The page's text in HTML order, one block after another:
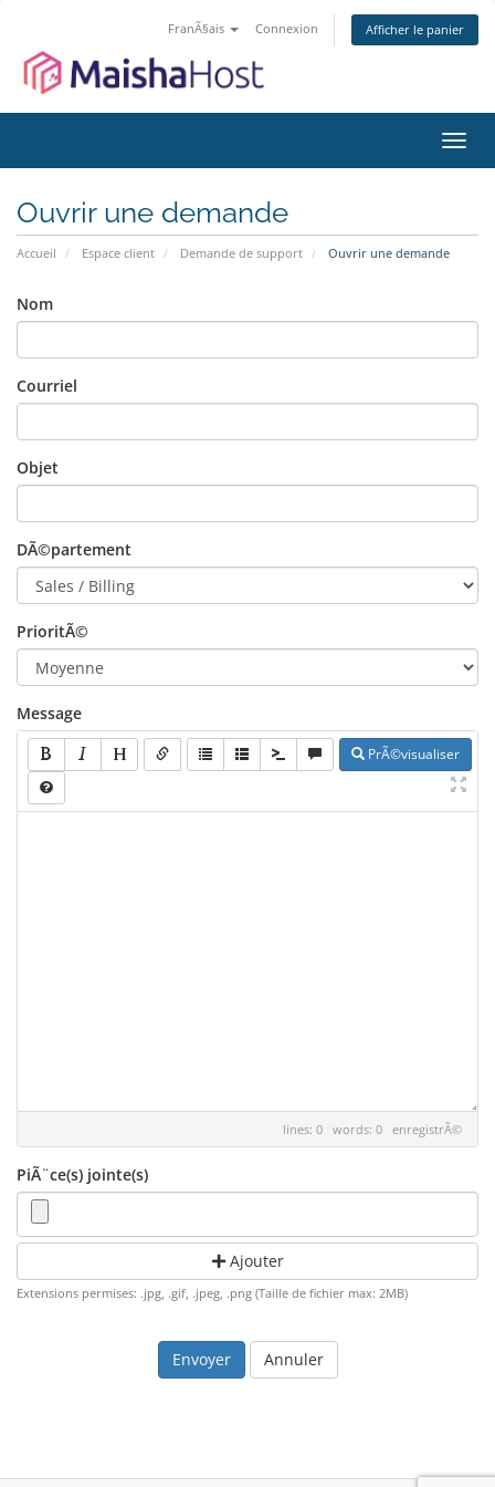
FranÃ§ais Connexion Afficher le panier
la
Ouvrir une demande
Accueil Espace client Demande de support Ouvrir une demande
Nom
Courriel
Objet
DÃ©partement
PrioritÃ©
Message
PrÃ©visualiser
lines: 0 words: 0 enregistrÃ©
PiÃ¨ce(s) jointe(s)
Ajouter
Extensions permises: .jpg, .gif, .jpeg, .png (Taille de fichier max: 2MB)
Annuler